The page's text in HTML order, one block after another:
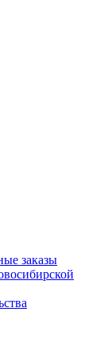
заказы